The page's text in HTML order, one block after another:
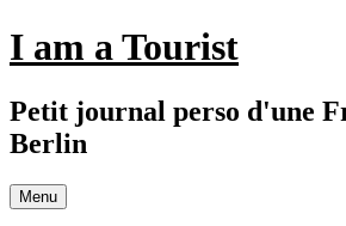
Aller
au
I am a Tourist
Petit journal perso d'une
Berlin
Menu